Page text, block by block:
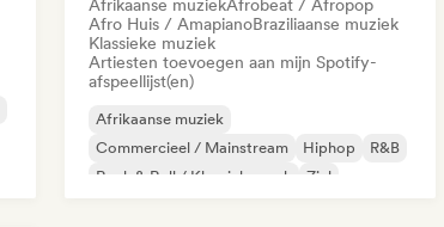
Afrikaanse muziekAfrobeat / Afropop
Afro Huis / AmapianoBraziliaanse muziek
Klassieke muziek
Artiesten toevoegen aan mijn Spotify-
afspeellijst(en)
Afrikaanse muziek
Commercieel / Mainstream
Hiphop
R&B
Rock & Roll / Klassieke rock
Ziel